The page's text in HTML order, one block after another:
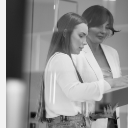
bajo la estrategia y metodología de
a las compañía al siguiente nivel. Para
organización tiene como objetivo
tecnológicas lideradas por […]